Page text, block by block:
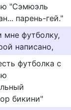
"Сэмюэль
парень-гей."
мне футболку,
написано,
футболка с
бикини"